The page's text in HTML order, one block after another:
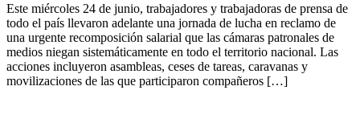
Este miércoles 24 de junio, trabajadores y trabajadoras de prensa de
todo el país llevaron adelante una jornada de lucha en reclamo de
una urgente recomposición salarial que las cámaras patronales de
medios niegan sistemáticamente en todo el territorio nacional. Las
acciones incluyeron asambleas, ceses de tareas, caravanas y
movilizaciones de las que participaron compañeros […]